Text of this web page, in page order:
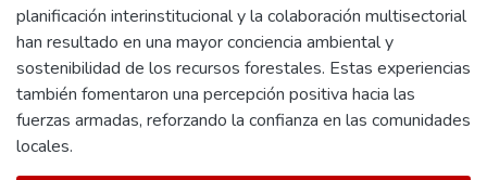
planificación interinstitucional y la colaboración multisectorial
han resultado en una mayor conciencia ambiental y
sostenibilidad de los recursos forestales. Estas experiencias
también fomentaron una percepción positiva hacia las
fuerzas armadas, reforzando la confianza en las comunidades
locales.